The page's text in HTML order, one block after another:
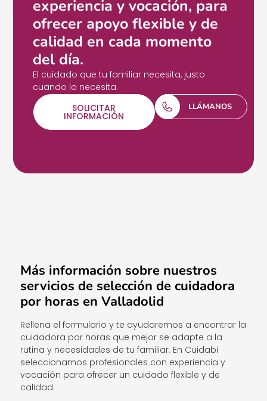
experiencia y vocación, para
ofrecer apoyo flexible y de
calidad en cada momento
del día.
El cuidado que tu familiar necesita, justo
cuando lo necesita.
SOLICITAR
INFORMACIÓN
LLÁMANOS
Más información sobre nuestros
servicios de selección de cuidadora
por horas en Valladolid
Rellena el formulario y te ayudaremos a encontrar la
cuidadora por horas que mejor se adapte a la
rutina y necesidades de tu familiar. En Cuidabi
seleccionamos profesionales con experiencia y
vocación para ofrecer un cuidado flexible y de
calidad.